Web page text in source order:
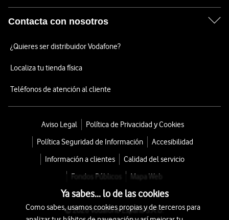
Contacta con nosotros
¿Quieres ser distribuidor Vodafone?
Localiza tu tienda física
Teléfonos de atención al cliente
Aviso Legal
Política de Privacidad y Cookies
Política Seguridad de Información
Accesibilidad
Información a clientes
Calidad del servicio
Fondos Públicos
Mapa Web
© 2026 Vodafone España S.A.U.
Ya sabes... lo de las cookies
Como sabes, usamos cookies propias y de terceros para